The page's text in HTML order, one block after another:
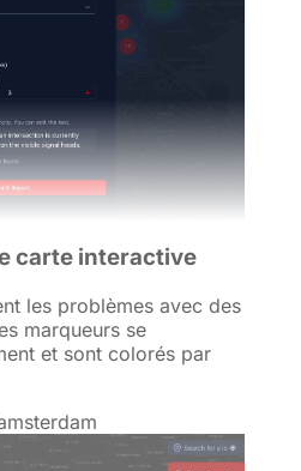
carte interactive
les problèmes avec des
marqueurs se
et sont colorés par